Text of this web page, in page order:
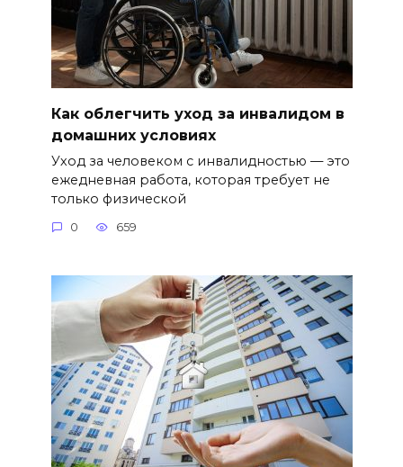
Как облегчить уход за инвалидом в
домашних условиях
Уход за человеком с инвалидностью — это
ежедневная работа, которая требует не
только физической
0 659